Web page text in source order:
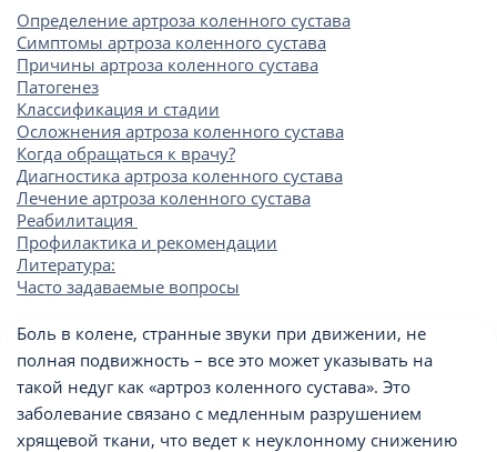
Определение артроза коленного сустава
Симптомы артроза коленного сустава
Причины артроза коленного сустава
Патогенез
Классификация и стадии
Осложнения артроза коленного сустава
Когда обращаться к врачу?
Диагностика артроза коленного сустава
Лечение артроза коленного сустава
Реабилитация
Профилактика и рекомендации
Литература:
Часто задаваемые вопросы
Боль в колене, странные звуки при движении, не
полная подвижность – все это может указывать на
такой недуг как «артроз коленного сустава». Это
заболевание связано с медленным разрушением
хрящевой ткани, что ведет к неуклонному снижению